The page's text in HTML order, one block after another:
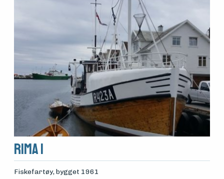
Rima I
Fiskefartøy, bygget 1961